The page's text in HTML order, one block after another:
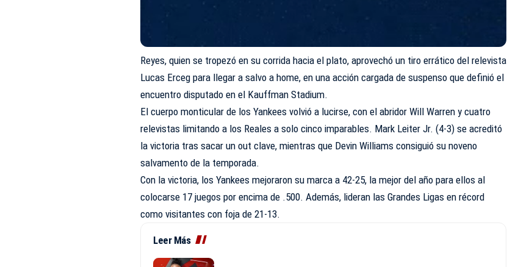
Reyes, quien se tropezó en su corrida hacia el plato, aprovechó un tiro errático del relevista
Lucas Erceg para llegar a salvo a home, en una acción cargada de suspenso que definió el
encuentro disputado en el Kauffman Stadium.
El cuerpo monticular de los Yankees volvió a lucirse, con el abridor Will Warren y cuatro
relevistas limitando a los Reales a solo cinco imparables. Mark Leiter Jr. (4-3) se acreditó
la victoria tras sacar un out clave, mientras que Devin Williams consiguió su noveno
salvamento de la temporada.
Con la victoria, los Yankees mejoraron su marca a 42-25, la mejor del año para ellos al
colocarse 17 juegos por encima de .500. Además, lideran las Grandes Ligas en récord
como visitantes con foja de 21-13.
Leer Más